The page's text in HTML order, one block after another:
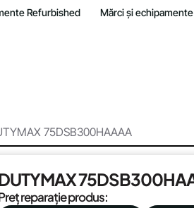
Refurbished Mărci și echipamente
75DSB300HAAAA
reparație produs: